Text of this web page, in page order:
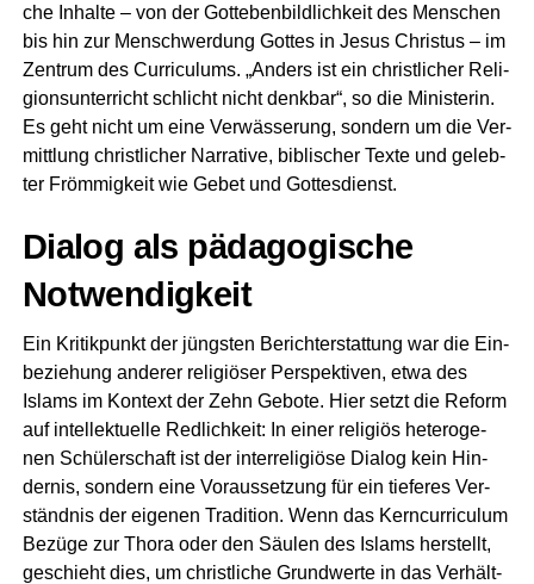
che Inhal­te – von der Gott­eben­bild­lich­keit des Men­schen
bis hin zur Mensch­wer­dung Got­tes in Jesus Chris­tus – im
Zen­trum des Cur­ri­cu­lums. „Anders ist ein christ­li­cher Reli­
gi­ons­un­ter­richt schlicht nicht denk­bar“, so die Minis­te­rin.
Es geht nicht um eine Ver­wäs­se­rung, son­dern um die Ver­
mitt­lung christ­li­cher Nar­ra­ti­ve, bibli­scher Tex­te und geleb­
ter Fröm­mig­keit wie Gebet und Gottesdienst.
Dia­log als päd­ago­gi­sche
Notwendigkeit
Ein Kri­tik­punkt der jüngs­ten Bericht­erstat­tung war die Ein­
be­zie­hung ande­rer reli­giö­ser Per­spek­ti­ven, etwa des
Islams im Kon­text der Zehn Gebo­te. Hier setzt die Reform
auf intel­lek­tu­el­le Red­lich­keit: In einer reli­gi­ös hete­ro­ge­
nen Schü­ler­schaft ist der inter­re­li­giö­se Dia­log kein Hin­
der­nis, son­dern eine Vor­aus­set­zung für ein tie­fe­res Ver­
ständ­nis der eige­nen Tra­di­ti­on. Wenn das Kern­cur­ri­cu­lum
Bezü­ge zur Tho­ra oder den Säu­len des Islams her­stellt,
geschieht dies, um christ­li­che Grund­wer­te in das Ver­hält­